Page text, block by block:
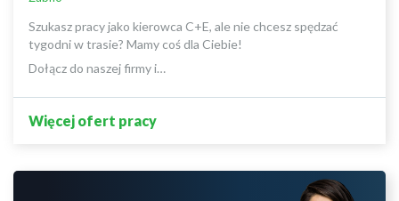
Szukasz pracy jako kierowca C+E, ale nie chcesz spędzać
tygodni w trasie? Mamy coś dla Ciebie!
Dołącz do naszej firmy i…
Więcej ofert pracy